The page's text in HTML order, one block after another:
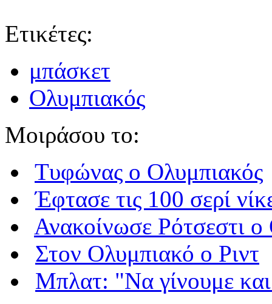
Ετικέτες:
μπάσκετ
Ολυμπιακός
Μοιράσου το:
Τυφώνας o Ολυμπιακός
Έφτασε τις 100 σερί
Ανακοίνωσε Ρότσεστι ο
Στον Ολυμπιακό ο Ριντ
Μπλατ: "Να γίνουμε